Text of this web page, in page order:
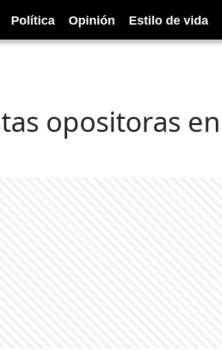
Política Opinión Estilo de vida
opositoras en